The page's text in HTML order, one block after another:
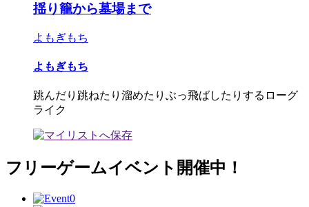
揺り籠から墓場まで
よもぎもち
よもぎもち
跳んだり跳ねたり溜めたりぶっ飛ばしたりするローグ
ライク
フリーゲームイベント開催中！